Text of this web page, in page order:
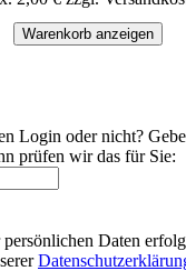
Warenkorb anzeigen
Login oder nicht?
prüfen wir das für Sie:
Daten